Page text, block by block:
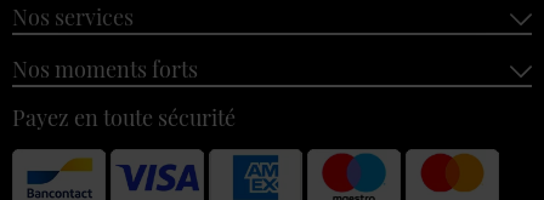
Nos services
Nos moments forts
Payez en toute sécurité